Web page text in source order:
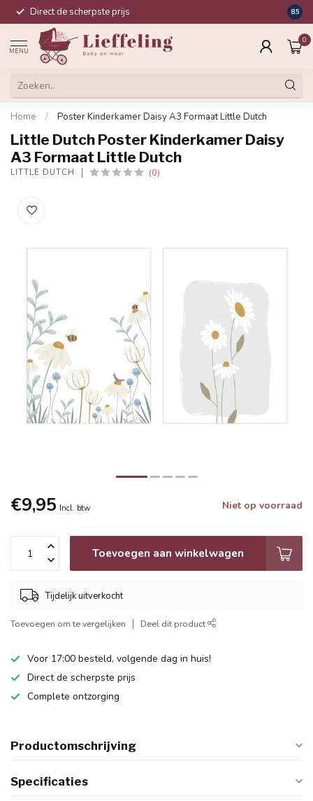
Direct de scherpste prijs 8.5
MENU
0
Home / Poster Kinderkamer Daisy A3 Formaat Little Dutch
Little Dutch Poster Kinderkamer Daisy
A3 Formaat Little Dutch
LITTLE DUTCH (0)
€9,95 Incl. btw Niet op voorraad
Toevoegen aan winkelwagen
Tijdelijk uitverkocht
Toevoegen om te vergelijken Deel dit product
Voor 17:00 besteld, volgende dag in huis!
Direct de scherpste prijs
Complete ontzorging
Productomschrijving
Specificaties